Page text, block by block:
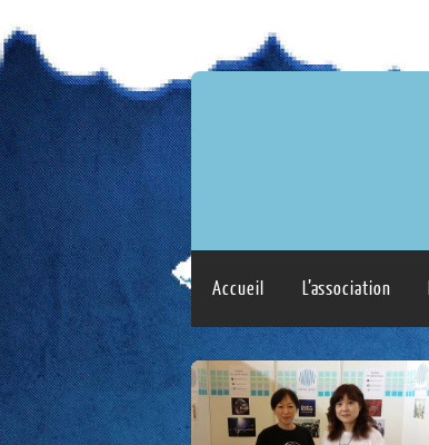
Accueil L’association